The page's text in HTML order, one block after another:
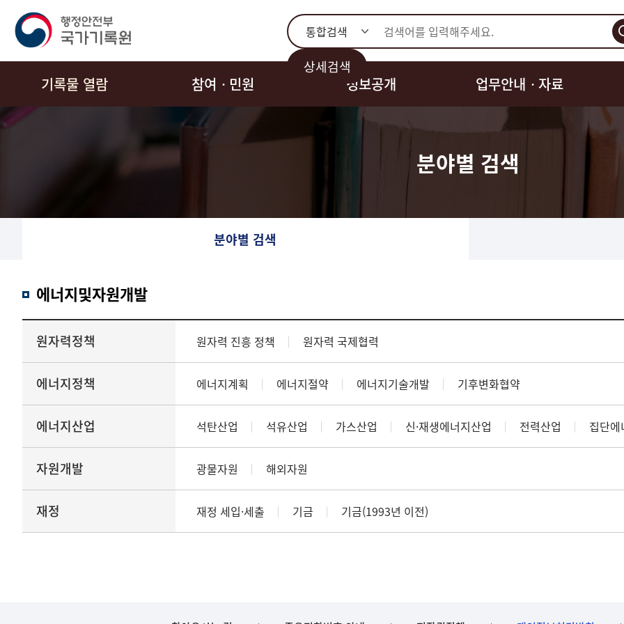
통합검색
상세검색
기록물 열람 참여ㆍ민원 정보공개 업무안내ㆍ자료
분야별 검색
분야별 검색
에너지및자원개발
원자력정책 원자력 진흥 정책 원자력 국제협력
에너지정책 에너지계획 에너지절약 에너지기술개발 기후변화협약
에너지산업 석탄산업 석유산업 가스산업 신·재생에너지산업 전력산업 집단
자원개발 광물자원 해외자원
재정 재정 세입·세출 기금 기금(1993년 이전)